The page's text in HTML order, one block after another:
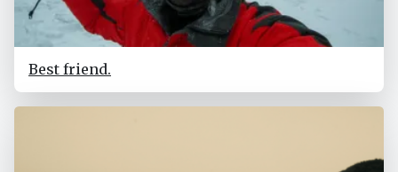
Best friend.